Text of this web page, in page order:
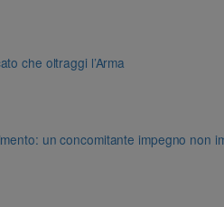
che oltraggi l’Arma
un concomitante impegno non